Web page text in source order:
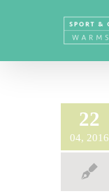
22
04, 2016